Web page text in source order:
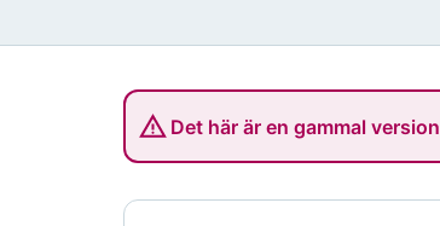
Det här är en gammal version